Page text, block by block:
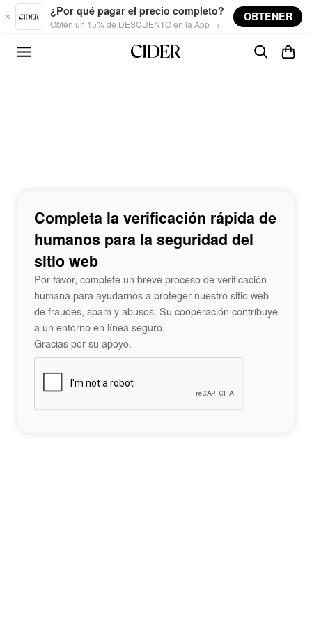
Skip to main content
¿Por qué pagar el precio completo?
Obtén un 15% de DESCUENTO en la App →
OBTENER
Completa la verificación rápida de
humanos para la seguridad del
sitio web
Por favor, complete un breve proceso de verificación
humana para ayudarnos a proteger nuestro sitio web
de fraudes, spam y abusos. Su cooperación contribuye
a un entorno en línea seguro.
Gracias por su apoyo.